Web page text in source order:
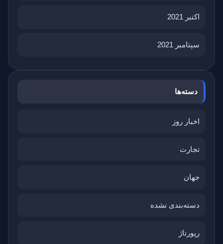
اکتبر 2021
سپتامبر 2021
دسته‌ها
اخبار روز
تجارت
جهان
دسته‌بندی نشده
رپورتاژ